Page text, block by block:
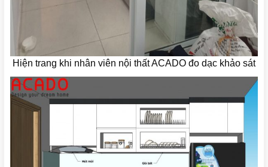
Hiện trang khi nhân viên nội thất ACADO đo dạc khảo sát